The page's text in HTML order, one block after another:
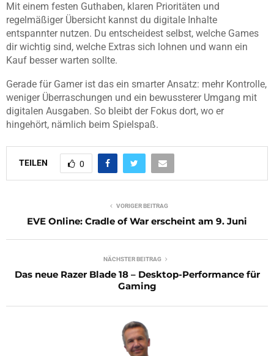
Mit einem festen Guthaben, klaren Prioritäten und
regelmäßiger Übersicht kannst du digitale Inhalte
entspannter nutzen. Du entscheidest selbst, welche Games
dir wichtig sind, welche Extras sich lohnen und wann ein
Kauf besser warten sollte.
Gerade für Gamer ist das ein smarter Ansatz: mehr Kontrolle,
weniger Überraschungen und ein bewussterer Umgang mit
digitalen Ausgaben. So bleibt der Fokus dort, wo er
hingehört, nämlich beim Spielspaß.
TEILEN 0
VORIGER BEITRAG
EVE Online: Cradle of War erscheint am 9. Juni
NÄCHSTER BEITRAG
Das neue Razer Blade 18 – Desktop-Performance für
Gaming